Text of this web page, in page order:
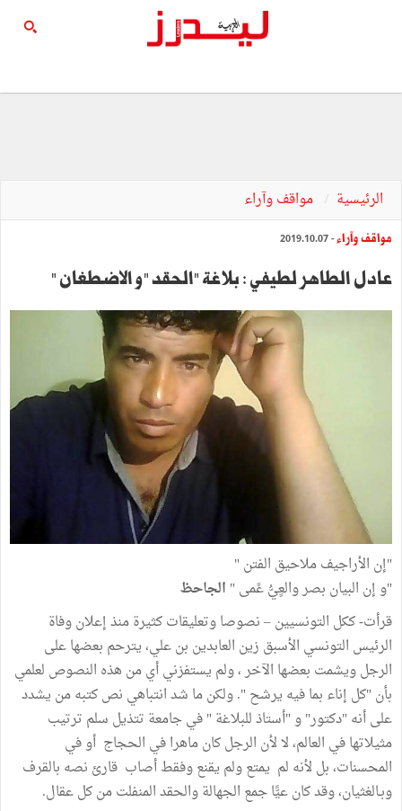
الرئيسية مواقف وآراء
مواقف وآراء- 2019.10.07
عادل الطاهر لطيفي : بلاغة "الحقد "و الاضطغان "
"إن الأراجيف ملاحيق الفتن "
"و إن البيان بصر والعٍيُّ عًمى " الجاحظ
قرأت- ككل التونسيين – نصوصا وتعليقات كثيرة منذ إعلان وفاة
الرئيس التونسي الأسبق زين العابدين بن علي، يترحم بعضها على
الرجل ويشمت بعضها الآخر ، ولم يستفزني أي من هذه النصوص لعلمي
بأن "كل إناء بما فيه يرشح ". ولكن ما شد انتباهي نص كتبه من يشدد
على أنه "دكتور" و "أستاذ للبلاغة " في جامعة تتذيل سلم ترتيب
مثيلاتها في العالم، لا لأن الرجل كان ماهرا في الحجاج أو في
المحسنات، بل لأنه لم يمتع ولم يقنع وفقط أصاب قارئ نصه بالقرف
وبـالغثيان، وقد كان عيًّا جمع الجهالة والحقد المنفلت من كل عقال.